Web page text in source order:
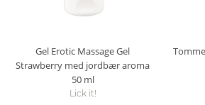
Gel Erotic Massage Gel
Strawberry med jordbær aroma
50 ml
Lick it!